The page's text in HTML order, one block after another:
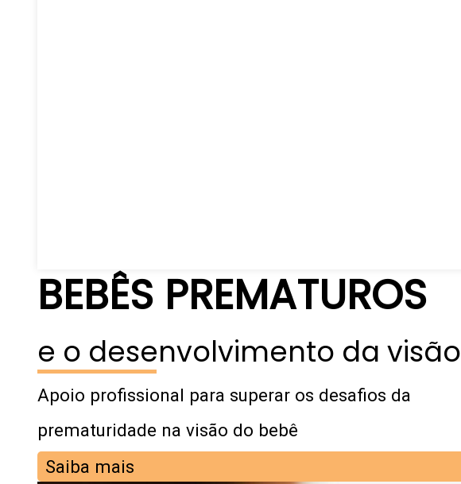
BEBÊS PREMATUROS
e o desenvolvimento da visão
Apoio profissional para superar os desafios da
prematuridade na visão do bebê
Saiba mais